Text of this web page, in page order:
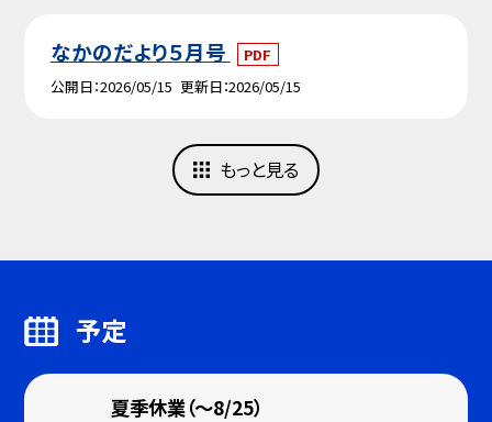
なかのだより５月号
PDF
公開日 2026/05/15 更新日 2026/05/15
もっと見る
予定
夏季休業（～8/25）